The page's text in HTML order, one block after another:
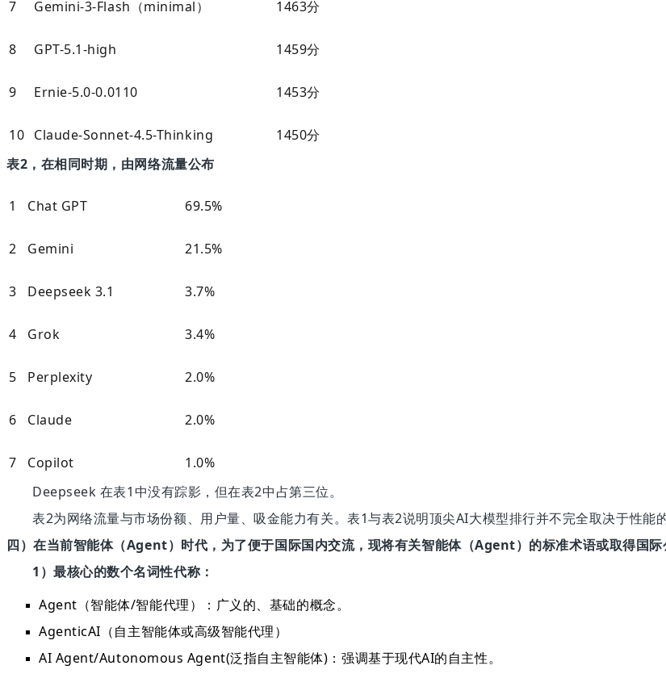
7 Gemini-3-Flash（minimal） 1463分
8 GPT-5.1-high 1459分
9 Ernie-5.0-0.0110 1453分
10 Claude-Sonnet-4.5-Thinking
1450分
表2，在相同时期，由网络流量公布
1 Chat GPT 69.5%
2 Gemini 21.5%
3 Deepseek 3.1 3.7%
4 Grok 3.4%
5 Perplexity 2.0%
6 Claude 2.0%
7 Copilot
1.0%
Deepseek 在表1中没有踪影，但在表2中占第三位。
表2为网络流量与市场份额、用户量、吸金能力有关。表1与表2说明顶尖AI大模型排行并不完全取决于性能的
四）在当前智能体（Agent）时代，为了便于国际国内交流，现将有关智能体（Agent）的标准术语或取得国际
1）最核心的数个名词性代称：
Agent（智能体/智能代理）：广义的、基础的概念。
AgenticAI（自主智能体或高级智能代理）
AI Agent/Autonomous Agent(泛指自主智能体)：强调基于现代AI的自主性。